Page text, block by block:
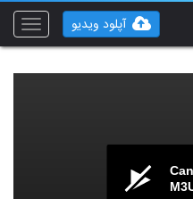
Toggle
آپلود ویدیو